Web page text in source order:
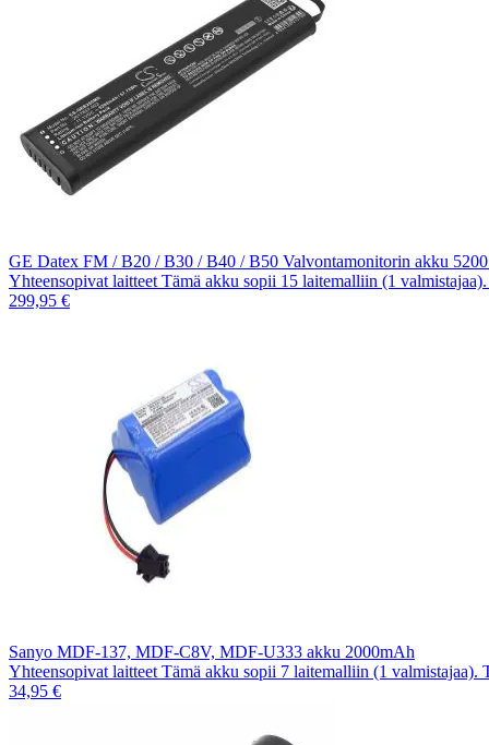
GE Datex FM / B20 / B30 / B40 / B50 Valvontamonitorin akku
Yhteensopivat laitteet Tämä akku sopii 15 laitemalliin (1
299,95 €
Sanyo MDF-137, MDF-C8V, MDF-U333 akku 2000mAh
Yhteensopivat laitteet Tämä akku sopii 7 laitemalliin (1 valmistajaa).
34,95 €